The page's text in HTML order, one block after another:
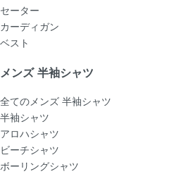
セーター
カーディガン
ベスト
メンズ 半袖シャツ
全てのメンズ 半袖シャツ
半袖シャツ
アロハシャツ
ビーチシャツ
ボーリングシャツ